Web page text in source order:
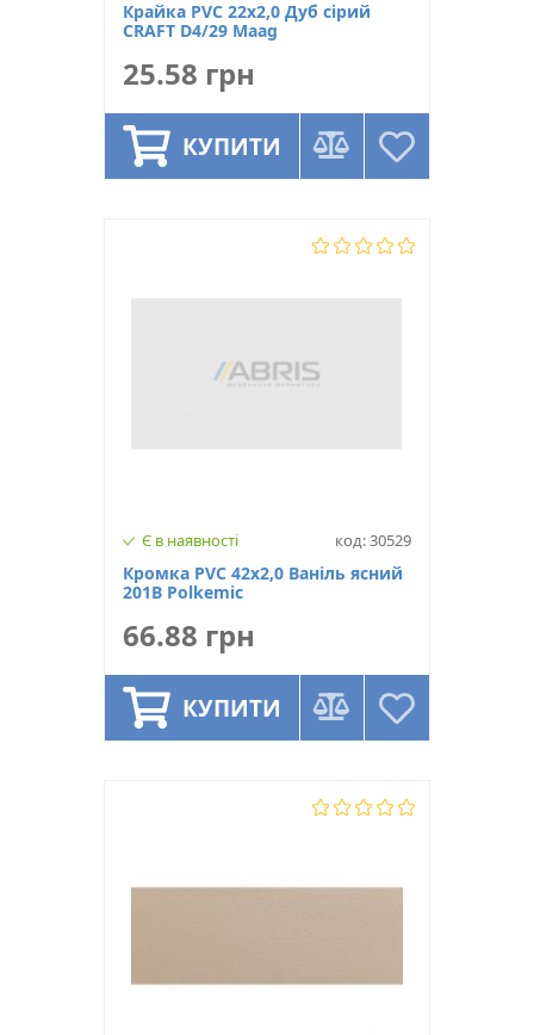
Крайка PVC 22х2,0 Дуб сірий
CRAFT D4/29 Maag
25.58 грн
КУПИТИ
Є в наявності код: 30529
Кромка PVC 42х2,0 Ваніль ясний
201B Polkemic
66.88 грн
КУПИТИ